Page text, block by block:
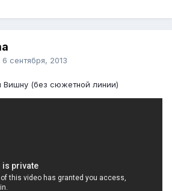
6 сентября, 2013
Вишну (без сюжетной линии)